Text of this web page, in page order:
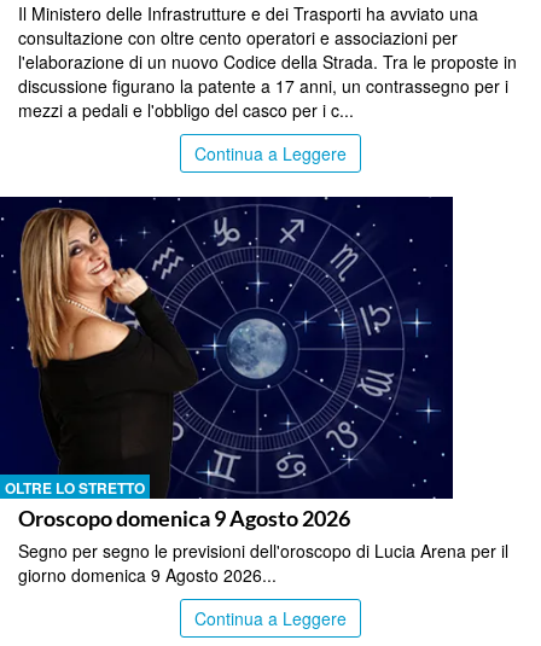
Il Ministero delle Infrastrutture e dei Trasporti ha avviato una
consultazione con oltre cento operatori e associazioni per
l'elaborazione di un nuovo Codice della Strada. Tra le proposte in
discussione figurano la patente a 17 anni, un contrassegno per i
mezzi a pedali e l'obbligo del casco per i c...
Continua a Leggere
OLTRE LO STRETTO
Oroscopo domenica 9 Agosto 2026
Segno per segno le previsioni dell'oroscopo di Lucia Arena per il
giorno domenica 9 Agosto 2026...
Continua a Leggere